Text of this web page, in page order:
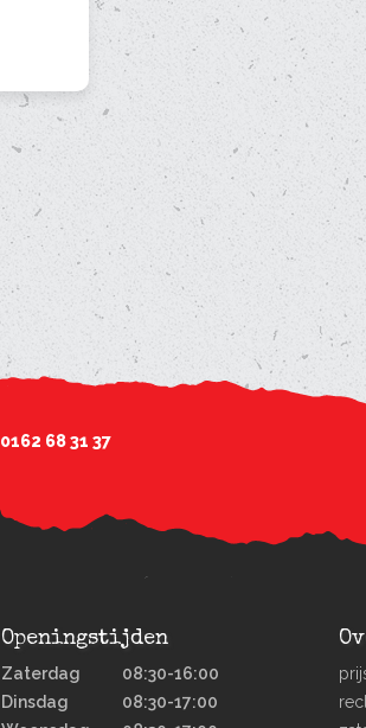
0162 68 31 37
Openingstijden
Zaterdag
08:30-16:00
Dinsdag
08:30-17:00